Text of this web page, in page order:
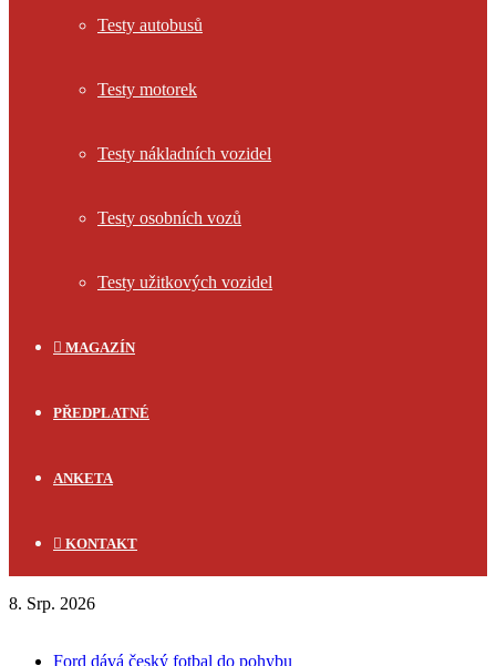
Testy autobusů
Testy motorek
Testy nákladních vozidel
Testy osobních vozů
Testy užitkových vozidel
MAGAZÍN
PŘEDPLATNÉ
ANKETA
KONTAKT
8. Srp. 2026
Ford dává český fotbal do pohybu